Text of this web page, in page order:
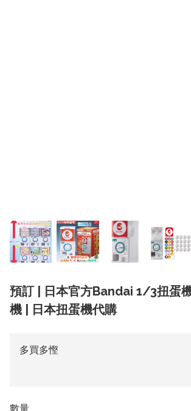
預訂 | 日本官方Bandai 1/3扭蛋
機 | 日本扭蛋機代購
多買多慳
數量